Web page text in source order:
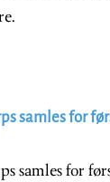
samles for
samles for